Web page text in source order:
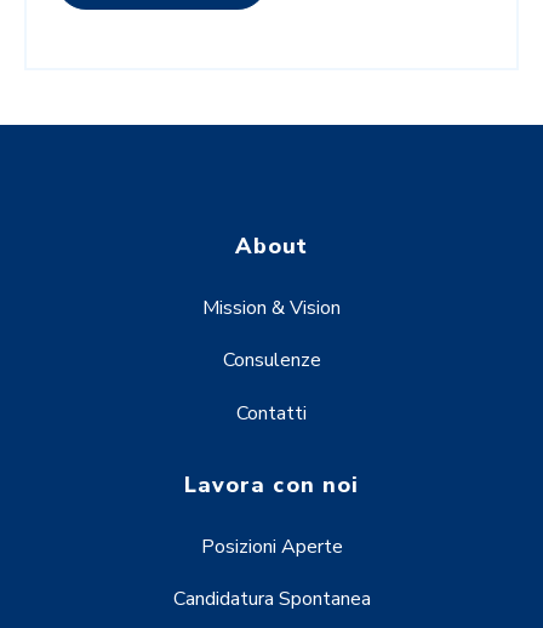
About
Mission & Vision
Consulenze
Contatti
Lavora con noi
Posizioni Aperte
Candidatura Spontanea